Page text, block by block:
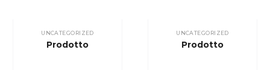
UNCATEGORIZED
Prodotto
UNCATEGORIZED
Prodotto